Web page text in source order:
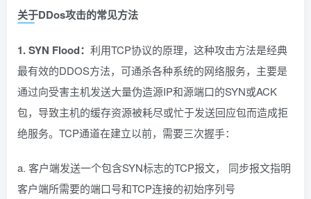
关于DDos攻击的常见方法
1. SYN Flood： 利用TCP协议的原理，这种攻击方法是经典
最有效的DDOS方法，可通杀各种系统的网络服务，主要是
通过向受害主机发送大量伪造源IP和源端口的SYN或ACK
包，导致主机的缓存资源被耗尽或忙于发送回应包而造成拒
绝服务。TCP通道在建立以前，需要三次握手：
a. 客户端发送一个包含SYN标志的TCP报文， 同步报文指明
客户端所需要的端口号和TCP连接的初始序列号